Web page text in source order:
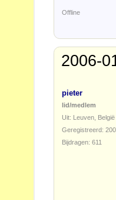
Offline
2006-
pieter
lid/medlem
Uit: Leuven, België
Geregistreerd:
Bijdragen: 611